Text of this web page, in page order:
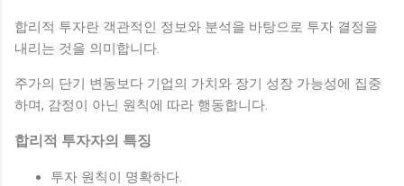
합리적 투자란 객관적인 정보와 분석을 바탕으로 투자 결정을
내리는 것을 의미합니다.
주가의 단기 변동보다 기업의 가치와 장기 성장 가능성에 집중
하며, 감정이 아닌 원칙에 따라 행동합니다.
합리적 투자자의 특징
투자 원칙이 명확하다.